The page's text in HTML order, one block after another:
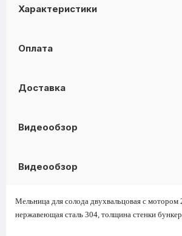
Характеристики
Оплата
Доставка
Видеообзор
Видеообзор
Мельница для солода двухвальцовая с мотором
нержавеющая сталь 304, толщина стенки